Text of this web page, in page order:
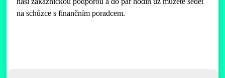
na schůzce s finančním poradcem.